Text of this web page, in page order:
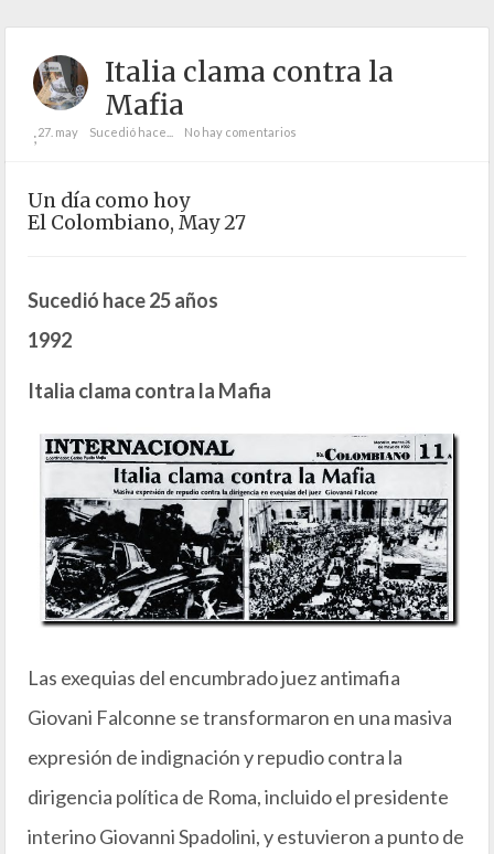
Italia clama contra la
Mafia
;27. may Sucedió hace... No hay comentarios
Un día como hoy
El Colombiano, May 27
Sucedió hace 25 años
1992
Italia clama contra la Mafia
Las exequias del encumbrado juez antimafia
Giovani Falconne se transformaron en una masiva
expresión de indignación y repudio contra la
dirigencia política de Roma, incluido el presidente
interino Giovanni Spadolini, y estuvieron a punto de